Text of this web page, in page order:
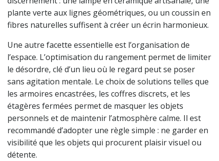
plante verte aux lignes géométriques, ou un coussin en
fibres naturelles suffisent à créer un écrin harmonieux.
Une autre facette essentielle est l’organisation de
l’espace. L’optimisation du rangement permet de limiter
le désordre, clé d’un lieu où le regard peut se poser
sans agitation mentale. Le choix de solutions telles que
les armoires encastrées, les coffres discrets, et les
étagères fermées permet de masquer les objets
personnels et de maintenir l’atmosphère calme. Il est
recommandé d’adopter une règle simple : ne garder en
visibilité que les objets qui procurent plaisir visuel ou
détente.